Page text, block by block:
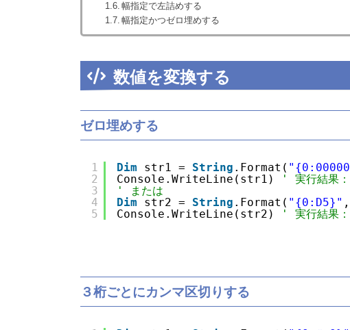
幅指定で左詰めする
幅指定かつゼロ埋めする
数値を変換する
ゼロ埋めする
1
2
3
4
5
Dim str1 = String .Format(
Console.WriteLine(str1)
' 実行結果
' または
Dim
str2 = String .Format( "{0:D5}"
Console.WriteLine(str2)
' 実行結果
３桁ごとにカンマ区切りする